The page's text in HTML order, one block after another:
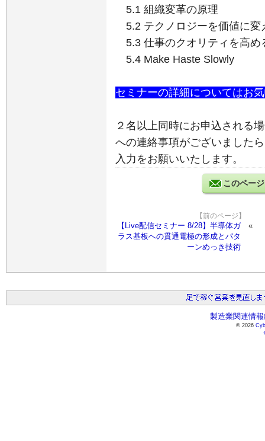
5.1 組織変革の原理
5.2 テクノロジーを価値に変
5.3 仕事のクオリティを高め
5.4 Make Haste Slowly
セミナーの詳細についてはお
２名以上同時にお申込される
への連絡事項がございました
入力をお願いいたします。
このペー
【前のページ】
【Live配信セミナー 8/28】半導体ガ
ラス基板への貫通電極の形成とパタ
ーンめっき技術
製造業関連情
© 2026